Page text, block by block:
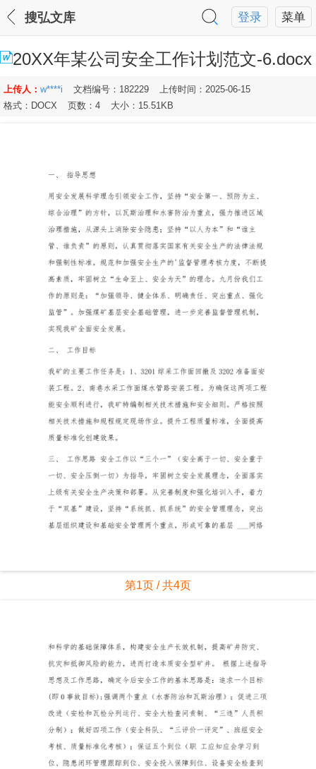
菜单
登录
搜弘文库
20XX年某公司安全工作计划范文-6.docx
上传人： w****i 文档编号：182229
上传时间：2025-06-15
格式：DOCX
页数：4 大小：15.51KB
第1页 / 共4页